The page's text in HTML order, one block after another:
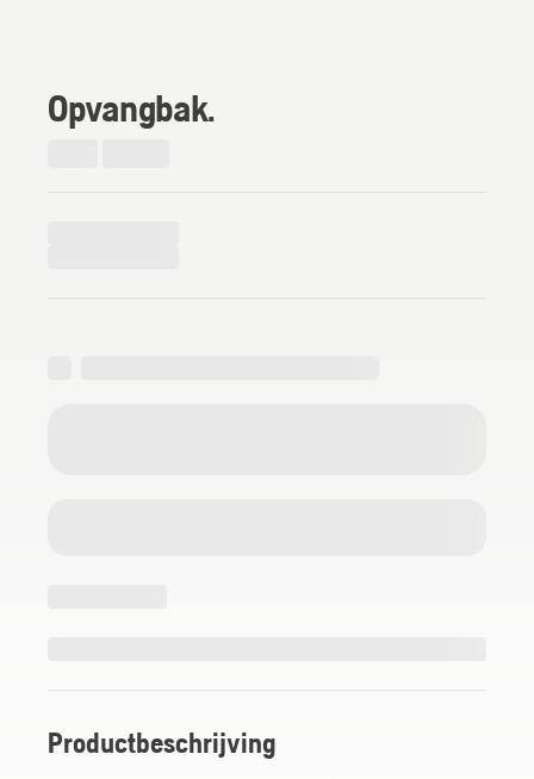
Opvangbak.
Productbeschrijving